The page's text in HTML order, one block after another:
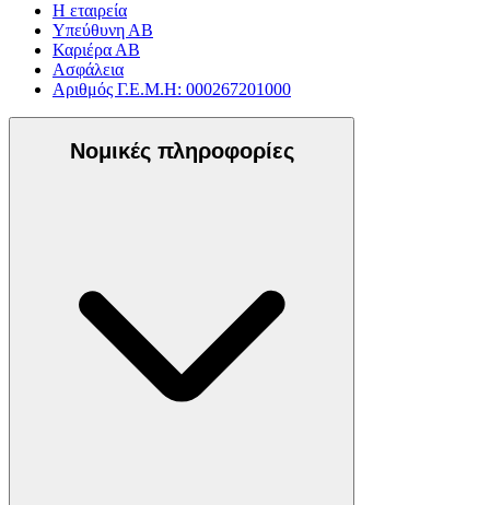
Η εταιρεία
Υπεύθυνη ΑΒ
Καριέρα ΑΒ
Ασφάλεια
Αριθμός Γ.Ε.Μ.Η: 000267201000
Νομικές πληροφορίες